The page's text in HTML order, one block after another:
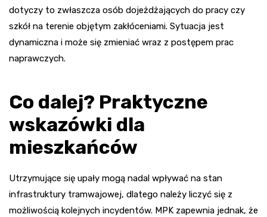
dotyczy to zwłaszcza osób dojeżdżających do pracy czy
szkół na terenie objętym zakłóceniami. Sytuacja jest
dynamiczna i może się zmieniać wraz z postępem prac
naprawczych.
Co dalej? Praktyczne
wskazówki dla
mieszkańców
Utrzymujące się upały mogą nadal wpływać na stan
infrastruktury tramwajowej, dlatego należy liczyć się z
możliwością kolejnych incydentów. MPK zapewnia jednak, że